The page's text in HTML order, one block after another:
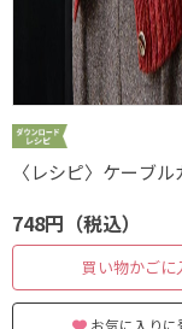
〈レシピ〉ケーブ
748円（税込）
買い物かごに
お気に入りに